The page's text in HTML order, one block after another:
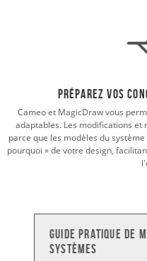
Préparez vos
Cameo et MagicDraw vous
adaptables. Les modifications
parce que les modèles du
pourquoi » de votre design,
Guide pratique de
systèmes